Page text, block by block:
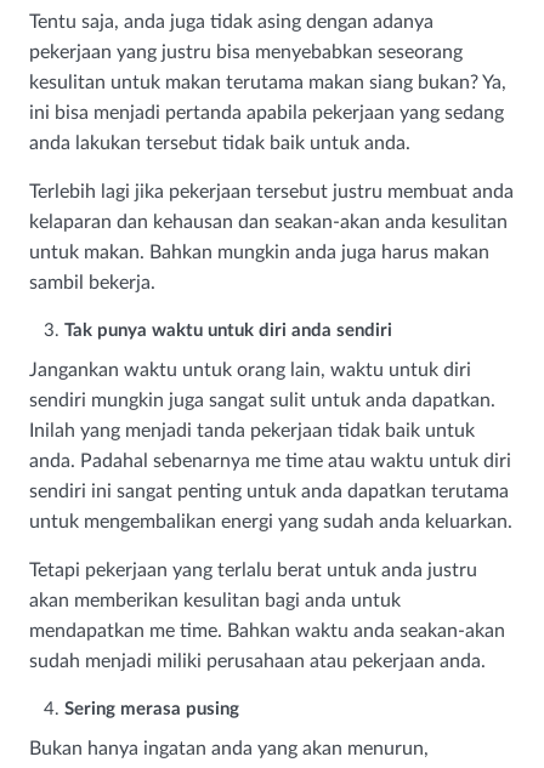
Tentu saja, anda juga tidak asing dengan adanya
pekerjaan yang justru bisa menyebabkan seseorang
kesulitan untuk makan terutama makan siang bukan? Ya,
ini bisa menjadi pertanda apabila pekerjaan yang sedang
anda lakukan tersebut tidak baik untuk anda.
Terlebih lagi jika pekerjaan tersebut justru membuat anda
kelaparan dan kehausan dan seakan-akan anda kesulitan
untuk makan. Bahkan mungkin anda juga harus makan
sambil bekerja.
Tak punya waktu untuk diri anda sendiri
Jangankan waktu untuk orang lain, waktu untuk diri
sendiri mungkin juga sangat sulit untuk anda dapatkan.
Inilah yang menjadi tanda pekerjaan tidak baik untuk
anda. Padahal sebenarnya me time atau waktu untuk diri
sendiri ini sangat penting untuk anda dapatkan terutama
untuk mengembalikan energi yang sudah anda keluarkan.
Tetapi pekerjaan yang terlalu berat untuk anda justru
akan memberikan kesulitan bagi anda untuk
mendapatkan me time. Bahkan waktu anda seakan-akan
sudah menjadi miliki perusahaan atau pekerjaan anda.
Sering merasa pusing
Bukan hanya ingatan anda yang akan menurun,